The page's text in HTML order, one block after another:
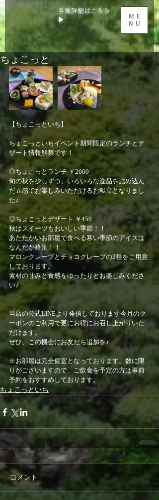
ME
NU
各種詳細はこちら
▶
ちょこっと
【ちょこっといち】
ちょこっといちイベント期間限定のランチとデ
ザート情報解禁です！
◎ちょこっとランチ ￥2000
旬の秋を少しずつ、いろいろな逸品を詰め込ん
だ五感でお楽しみいただけるお献立となりまし
た♪
◎ちょこっとデザート ￥450
秋はスイーツもおいしい季節！！
あたたかいお部屋で食べる寒い季節のアイスは
なんだか格別！！
マロンクレープとチョコクレープの2種をご用意
しております。
素材の甘みと食感をゆったりとお楽しみくださ
い♪
当店の公式LINEより発信しております今月のク
ーポンのご利用で更にお得にお召し上がりいた
だけます。
ぜひ、この機会にお友だち追加を♪
※お部屋は完全個室となっております。数に限
りがございますので、ご飲食を予定の方は事前
予約をおすすめしております。
ちょこっといち
コメント